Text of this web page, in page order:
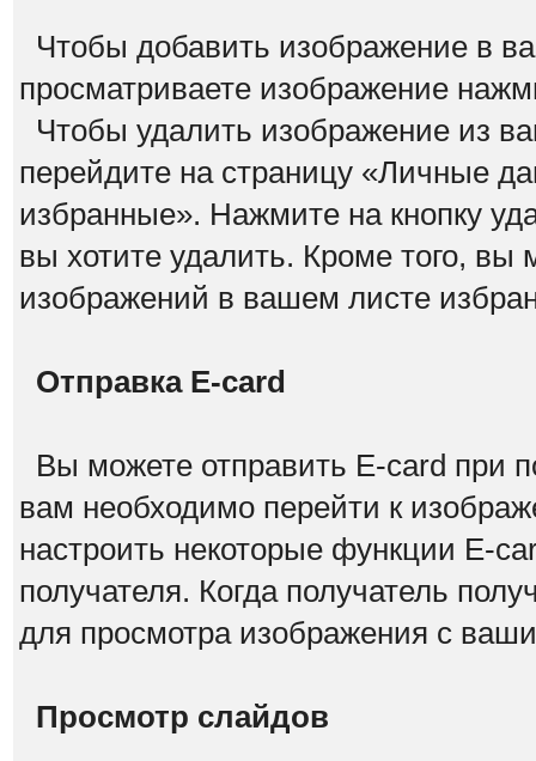
Чтобы добавить изображение в
просматриваете изображение
Чтобы удалить изображение из
перейдите на страницу «Личные
избранные». Нажмите на кнопку
вы хотите удалить. Кроме того, вы
изображений в вашем листе
Отправка E-card
Вы можете отправить E-card при
вам необходимо перейти к
настроить некоторые функции E-
получателя. Когда получатель
для просмотра изображения с
Просмотр слайдов